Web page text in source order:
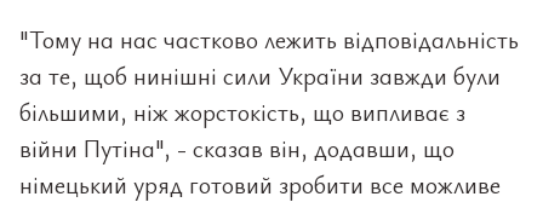
"Тому на нас частково лежить відповідальність
за те, щоб нинішні сили України завжди були
більшими, ніж жорстокість, що випливає з
війни Путіна", - сказав він, додавши, що
німецький уряд готовий зробити все можливе